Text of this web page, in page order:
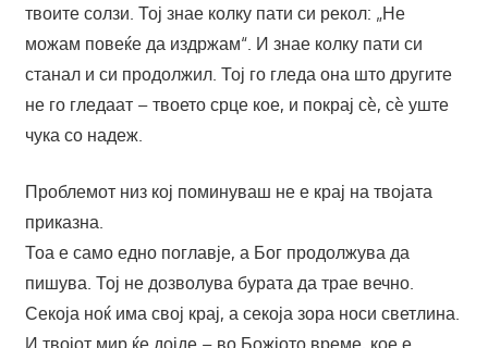
твоите солзи. Тој знае колку пати си рекол: „Не
можам повеќе да издржам“. И знае колку пати си
станал и си продолжил. Тој го гледа она што другите
не го гледаат – твоето срце кое, и покрај сè, сè уште
чука со надеж.
Проблемот низ кој поминуваш не е крај на твојата
приказна.
Тоа е само едно поглавје, а Бог продолжува да
пишува. Тој не дозволува бурата да трае вечно.
Секоја ноќ има свој крај, а секоја зора носи светлина.
И твојот мир ќе дојде – во Божјото време, кое е